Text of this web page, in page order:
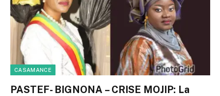
CASAMANCE
PASTEF- BIGNONA – CRISE MOJIP: La